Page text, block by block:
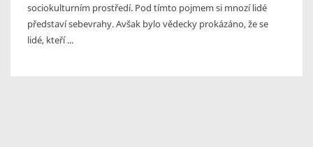
sociokulturním prostředí. Pod tímto pojmem si mnozí lidé
představí sebevrahy. Avšak bylo vědecky prokázáno, že se
lidé, kteří ...